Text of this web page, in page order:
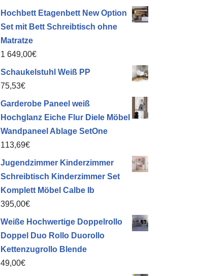
Hochbett Etagenbett New Option
Set mit Bett Schreibtisch ohne
Matratze
1 649,00€
Schaukelstuhl Weiß PP
75,53€
Garderobe Paneel weiß
Hochglanz Eiche Flur Diele Möbel
Wandpaneel Ablage SetOne
113,69€
Jugendzimmer Kinderzimmer
Schreibtisch Kinderzimmer Set
Komplett Möbel Calbe Ib
395,00€
Weiße Hochwertige Doppelrollo
Doppel Duo Rollo Duorollo
Kettenzugrollo Blende
49,00€